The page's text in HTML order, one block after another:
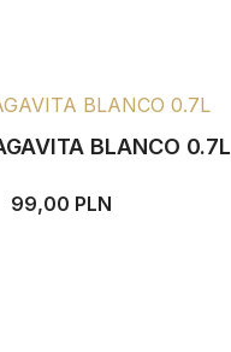
BLANCO 0.7L
99,00 PLN